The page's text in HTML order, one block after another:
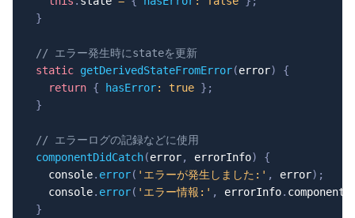
}
// エラー発生時にstateを更新
static getDerivedStateFromError(error)
{
return { hasError: true } ;
}
// エラーログの記録などに使用
componentDidCatch(error, errorInfo)
{
console. error( 'エラーが発生しました:' , error) ;
console. error( 'エラー情報:' , errorInfo.
}